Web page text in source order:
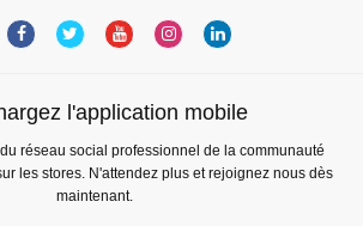
l'application mobile
réseau social professionnel de la communauté
les stores. N'attendez plus et rejoignez nous dès
maintenant.